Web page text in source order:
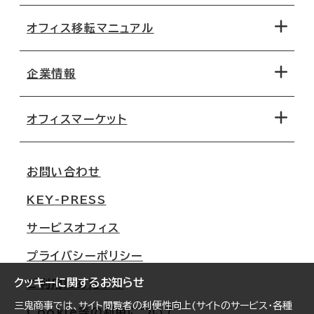
クッキーに関するお知らせ
三鬼商事では、サイト閲覧者の利便性向上(サイトのサービス・各種
地図から探す
路線・駅から探す
オフィス移転マニュアル
移転コストシミュレーション
移転スケジュール
オフィス移転Q&A
企業情報
オフィスマーケット
大阪
名古屋
札幌
仙台
お問い合わせ
KEY-PRESS
サービスオフィス
プライバシーポリシー
ご利用にあたって